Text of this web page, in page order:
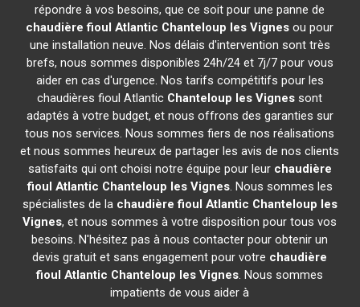
répondre à vos besoins, que ce soit pour une panne de
chaudière fioul Atlantic Chanteloup les Vignes ou pour
une installation neuve. Nos délais d'intervention sont très
brefs, nous sommes disponibles 24h/24 et 7j/7 pour vous
aider en cas d'urgence. Nos tarifs compétitifs pour les
chaudières fioul Atlantic Chanteloup les Vignes sont
adaptés à votre budget, et nous offrons des garanties sur
tous nos services. Nous sommes fiers de nos réalisations
et nous sommes heureux de partager les avis de nos clients
satisfaits qui ont choisi notre équipe pour leur chaudière
fioul Atlantic Chanteloup les Vignes. Nous sommes les
spécialistes de la chaudière fioul Atlantic Chanteloup les
Vignes, et nous sommes à votre disposition pour tous vos
besoins. N'hésitez pas à nous contacter pour obtenir un
devis gratuit et sans engagement pour votre chaudière
fioul Atlantic Chanteloup les Vignes. Nous sommes
impatients de vous aider à